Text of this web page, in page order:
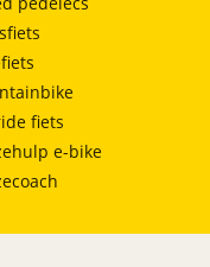
fiets
e-bike